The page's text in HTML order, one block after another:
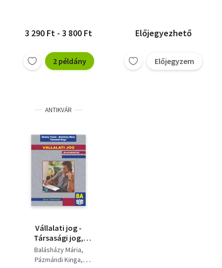
3 290 Ft - 3 800 Ft
2 példány
Előjegyezhető
Előjegyzem
ANTIKVÁR
Vállalati jog -
Társasági jog,
fizetésképtelenség
(Bologna -
Balásházy Mária
Pázmándi Kinga